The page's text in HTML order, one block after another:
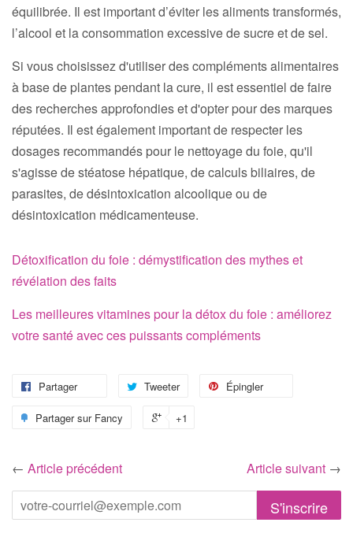
équilibrée. Il est important d’éviter les aliments transformés,
l’alcool et la consommation excessive de sucre et de sel.
Si vous choisissez d'utiliser des compléments alimentaires
à base de plantes pendant la cure, il est essentiel de faire
des recherches approfondies et d'opter pour des marques
réputées. Il est également important de respecter les
dosages recommandés pour le nettoyage du foie, qu'il
s'agisse de stéatose hépatique, de calculs biliaires, de
parasites, de désintoxication alcoolique ou de
désintoxication médicamenteuse.
Détoxification du foie : démystification des mythes et
révélation des faits
Les meilleures vitamines pour la détox du foie : améliorez
votre santé avec ces puissants compléments
Partager Tweeter Épingler
Partager sur Fancy +1
← Article précédent Article suivant →